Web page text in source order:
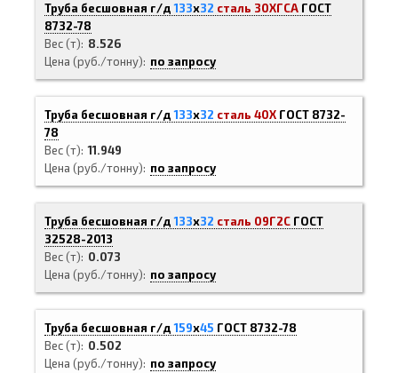
Труба бесшовная г/д133х32 сталь 30ХГСА ГОСТ
8732-78
Вес (т)
8.526
Цена (руб./тонну)
по запросу
Труба бесшовная г/д133х32 сталь 40Х ГОСТ 8732-
78
Вес (т) 11.949
Цена (руб./тонну)
по запросу
Труба бесшовная г/д133х32 сталь 09Г2С ГОСТ
32528-2013
Вес (т)
0.073
Цена (руб./тонну)
по запросу
Труба бесшовная г/д159х45 ГОСТ 8732-78
Вес (т)
0.502
Цена (руб./тонну)
по запросу